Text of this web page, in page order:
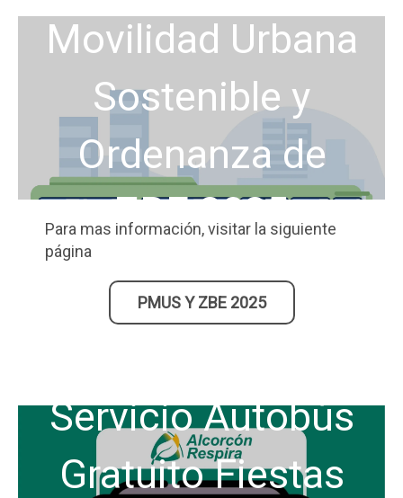
Movilidad Urbana
Sostenible y
Ordenanza de
ZBE 2025
Para mas información, visitar la siguiente
página
PMUS Y ZBE 2025
Servicio Autobús
Gratuito Fiestas